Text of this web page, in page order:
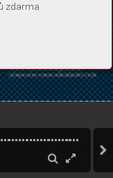
zdarma